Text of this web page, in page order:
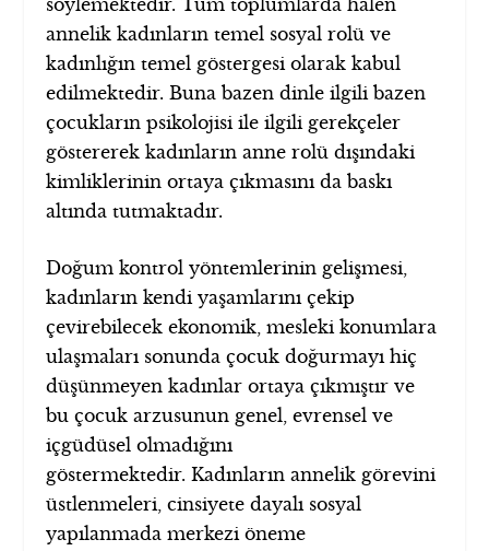
annelik kadınların temel sosyal rolü ve
kadınlığın temel göstergesi olarak kabul
edilmektedir. Buna bazen dinle ilgili bazen
çocukların psikolojisi ile ilgili gerekçeler
göstererek kadınların anne rolü dışındaki
kimliklerinin ortaya çıkmasını da baskı
altında tutmaktadır.
Doğum kontrol yöntemlerinin gelişmesi,
kadınların kendi yaşamlarını çekip
çevirebilecek ekonomik, mesleki konumlara
ulaşmaları sonunda çocuk doğurmayı hiç
düşünmeyen kadınlar ortaya çıkmıştır ve
bu çocuk arzusunun genel, evrensel ve
içgüdüsel olmadığını
göstermektedir. Kadınların annelik görevini
üstlenmeleri, cinsiyete dayalı sosyal
yapılanmada merkezi öneme